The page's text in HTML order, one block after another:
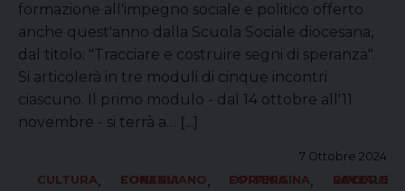
formazione all'impegno sociale e politico offerto
anche quest'anno dalla Scuola Sociale diocesana,
dal titolo: "Tracciare e costruire segni di speranza".
Si articolerà in tre moduli di cinque incontri
ciascuno. Il primo modulo - dal 14 ottobre all'11
novembre - si terrà a… [...]
7 Ottobre 2024
CULTURA, FORANIA CONEGLIANO, FORANIA OPITERGINA,
SOCIALE LAVORO PACE